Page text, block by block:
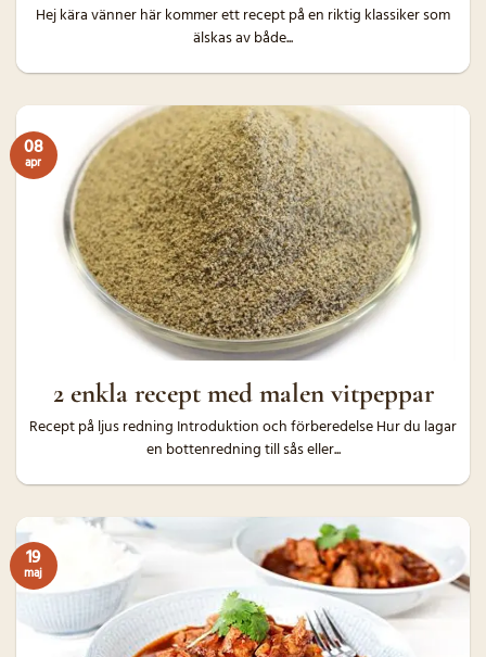
Hej kära vänner här kommer ett recept på en riktig klassiker som
älskas av både...
2 enkla recept med malen vitpeppar
Recept på ljus redning Introduktion och förberedelse Hur du lagar
en bottenredning till sås eller...
08
apr
19
maj